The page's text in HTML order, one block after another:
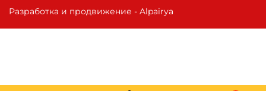
Разработка и продвижение - Alpairya